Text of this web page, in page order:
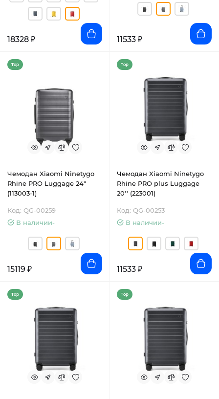
18328 ₽ 11533 ₽
Top
Чемодан Xiaomi Ninetygo
Rhine PRO Luggage 24"
(113003-1)
Код: QG-00259
В наличии-
15119 ₽
Top
Чемодан Xiaomi Ninetygo
Rhine PRO plus Luggage
20'' (223001)
Код: QG-00253
В наличии-
11533 ₽
Top Top